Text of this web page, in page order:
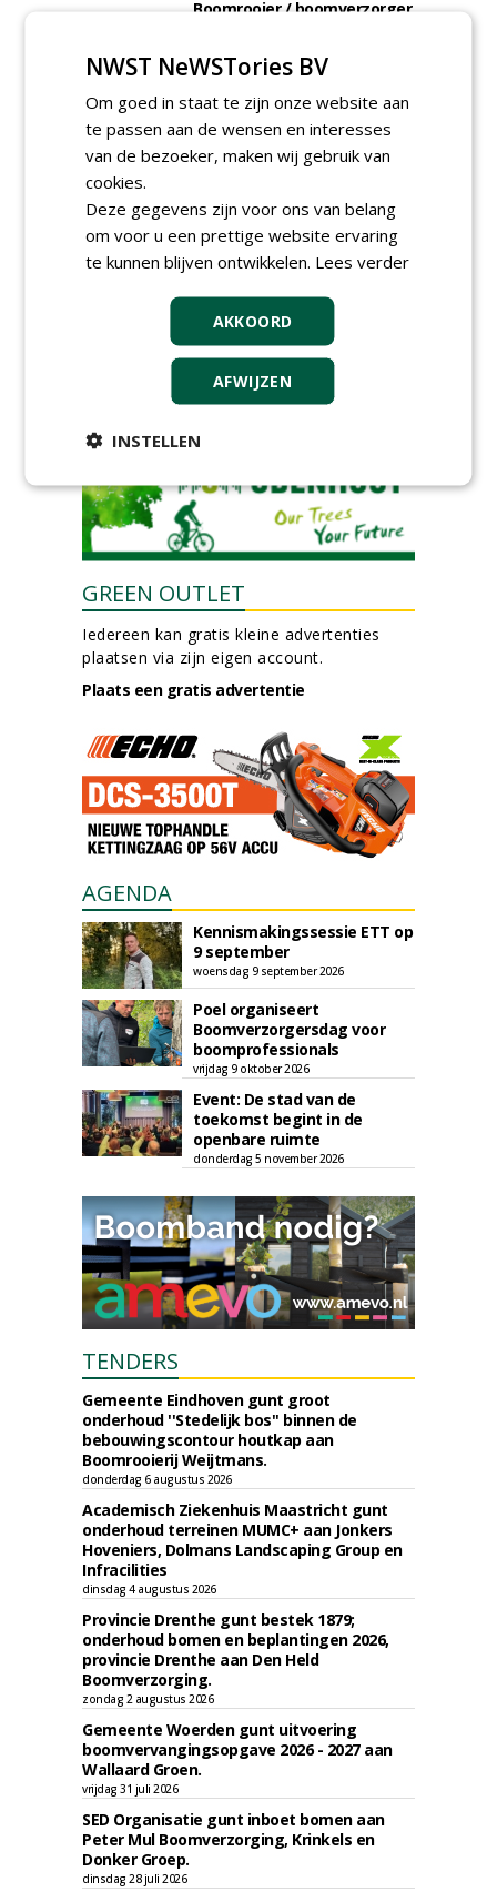
Boomrooier / boomverzorger
Chauffeur
landbouwmachines bij DSV
zaden Nederland B.V.
06-08-2026, Ven-Zelderheide
DSV zaden Nederland B.V.
06-08-2026, Ven-Zelderheide
Allround
magazijnmedewerker
(fulltime) bij DSV zaden
Nederland B.V.
meer Groene Banen
GREEN OUTLET
Iedereen kan gratis kleine advertenties
plaatsen via zijn eigen account.
Plaats een gratis advertentie
AGENDA
Kennismakingssessie ETT op
9 september
woensdag 9 september 2026
Poel organiseert
Boomverzorgersdag voor
boomprofessionals
vrijdag 9 oktober 2026
Event: De stad van de
toekomst begint in de
openbare ruimte
donderdag 5 november 2026
TENDERS
Gemeente Eindhoven gunt groot
onderhoud ''Stedelijk bos'' binnen de
bebouwingscontour houtkap aan
Boomrooierij Weijtmans.
donderdag 6 augustus 2026
Academisch Ziekenhuis Maastricht gunt
onderhoud terreinen MUMC+ aan Jonkers
Hoveniers, Dolmans Landscaping Group en
Infracilities
dinsdag 4 augustus 2026
Provincie Drenthe gunt bestek 1879;
onderhoud bomen en beplantingen 2026,
provincie Drenthe aan Den Held
Boomverzorging.
zondag 2 augustus 2026
Gemeente Woerden gunt uitvoering
boomvervangingsopgave 2026 - 2027 aan
Wallaard Groen.
vrijdag 31 juli 2026
SED Organisatie gunt inboet bomen aan
Peter Mul Boomverzorging, Krinkels en
Donker Groep.
dinsdag 28 juli 2026
NWST NeWSTories BV
Om goed in staat te zijn onze website aan
te passen aan de wensen en interesses
van de bezoeker, maken wij gebruik van
cookies.
Deze gegevens zijn voor ons van belang
om voor u een prettige website ervaring
te kunnen blijven ontwikkelen. Lees verder
AKKOORD
AFWIJZEN
INSTELLEN